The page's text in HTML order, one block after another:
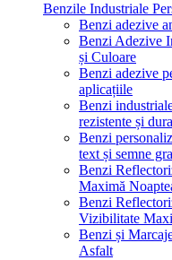
Benzile Industriale
Benzi adezive
Benzi Adezive
și Culoare
Benzi adezive
aplicațiile
Benzi
rezistente și
Benzi
text și semne
Benzi
Maximă
Benzi
Vizibilitate
Benzi și
Asfalt